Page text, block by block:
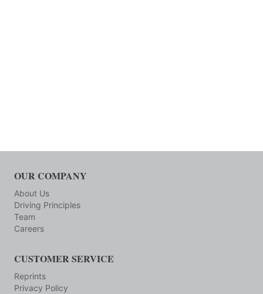
OUR COMPANY
About Us
Driving Principles
Team
Careers
CUSTOMER SERVICE
Reprints
Privacy Policy